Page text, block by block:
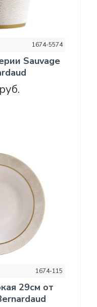
1674-5574
Sauvage
1674-115
29см от